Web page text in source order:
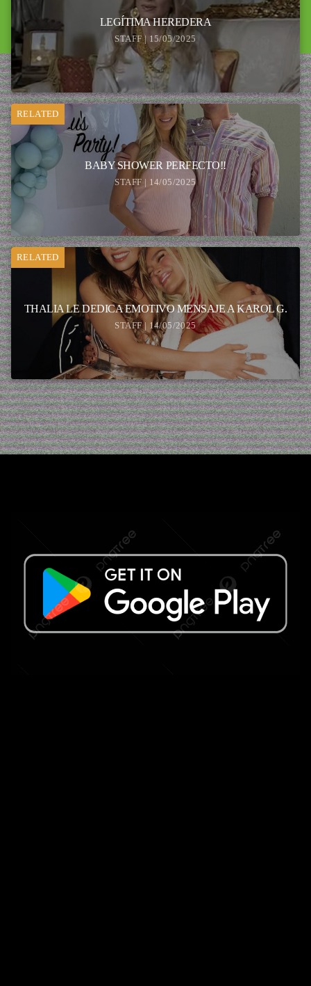
LEGÍTIMA HEREDERA
STAFF | 15/05/2025
RELATED
BABY SHOWER PERFECTO!!
STAFF | 14/05/2025
RELATED
THALIA LE DEDICA EMOTIVO MENSAJE A KAROL G.
STAFF | 14/05/2025